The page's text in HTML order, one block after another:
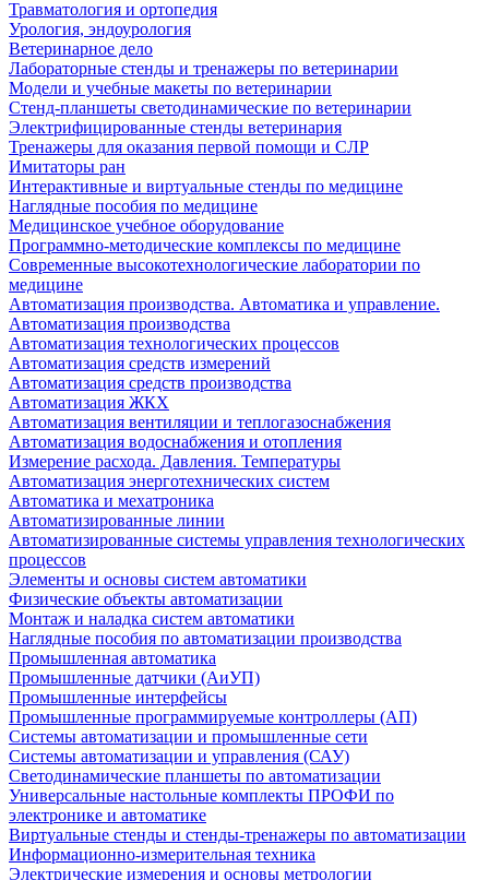
Травматология и ортопедия
Урология, эндоурология
Ветеринарное дело
Лабораторные стенды и тренажеры по ветеринарии
Модели и учебные макеты по ветеринарии
Стенд-планшеты светодинамические по ветеринарии
Электрифицированные стенды ветеринария
Тренажеры для оказания первой помощи и СЛР
Имитаторы ран
Интерактивные и виртуальные стенды по медицине
Наглядные пособия по медицине
Медицинское учебное оборудование
Программно-методические комплексы по медицине
Современные высокотехнологические лаборатории по
медицине
Автоматизация производства. Автоматика и управление.
Автоматизация производства
Автоматизация технологических процессов
Автоматизация средств измерений
Автоматизация средств производства
Автоматизация ЖКХ
Автоматизация вентиляции и теплогазоснабжения
Автоматизация водоснабжения и отопления
Измерение расхода. Давления. Температуры
Автоматизация энерготехнических систем
Автоматика и мехатроника
Автоматизированные линии
Автоматизированные системы управления технологических
процессов
Элементы и основы систем автоматики
Физические объекты автоматизации
Монтаж и наладка систем автоматики
Наглядные пособия по автоматизации производства
Промышленная автоматика
Промышленные датчики (АиУП)
Промышленные интерфейсы
Промышленные программируемые контроллеры (АП)
Системы автоматизации и промышленные сети
Системы автоматизации и управления (САУ)
Светодинамические планшеты по автоматизации
Универсальные настольные комплекты ПРОФИ по
электронике и автоматике
Виртуальные стенды и стенды-тренажеры по автоматизации
Информационно-измерительная техника
Электрические измерения и основы метрологии